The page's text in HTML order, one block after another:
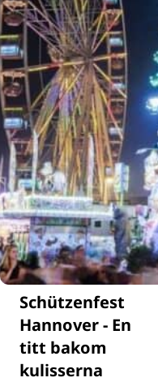
Schützenfest
Hannover - En
titt bakom
kulisserna